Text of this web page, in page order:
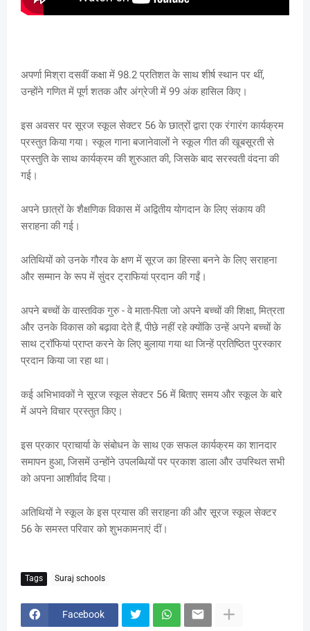
अपर्णा मिश्रा दसवीं कक्षा में 98.2 प्रतिशत के साथ शीर्ष स्थान पर थीं,
उन्होंने गणित में पूर्ण शतक और अंग्रेजी में 99 अंक हासिल किए।
इस अवसर पर सूरज स्कूल सेक्टर 56 के छात्रों द्वारा एक रंगारंग कार्यक्रम
प्रस्तुत किया गया। स्कूल गाना बजानेवालों ने स्कूल गीत की खूबसूरती से
प्रस्तुति के साथ कार्यक्रम की शुरुआत की, जिसके बाद सरस्वती वंदना की
गई।
अपने छात्रों के शैक्षणिक विकास में अद्वितीय योगदान के लिए संकाय की
सराहना की गई।
अतिथियों को उनके गौरव के क्षण में सूरज का हिस्सा बनने के लिए सराहना
और सम्मान के रूप में सुंदर ट्राफियां प्रदान की गईं।
अपने बच्चों के वास्तविक गुरु - वे माता-पिता जो अपने बच्चों की शिक्षा, मित्रता
और उनके विकास को बढ़ावा देते हैं, पीछे नहीं रहे क्योंकि उन्हें अपने बच्चों के
साथ ट्रॉफियां प्राप्त करने के लिए बुलाया गया था जिन्हें प्रतिष्ठित पुरस्कार
प्रदान किया जा रहा था।
कई अभिभावकों ने सूरज स्कूल सेक्टर 56 में बिताए समय और स्कूल के बारे
में अपने विचार प्रस्तुत किए।
इस प्रकार प्राचार्या के संबोधन के साथ एक सफल कार्यक्रम का शानदार
समापन हुआ, जिसमें उन्होंने उपलब्धियों पर प्रकाश डाला और उपस्थित सभी
को अपना आशीर्वाद दिया।
अतिथियों ने स्कूल के इस प्रयास की सराहना की और सूरज स्कूल सेक्टर
56 के समस्त परिवार को शुभकामनाएं दीं।
Tags Suraj schools
Facebook